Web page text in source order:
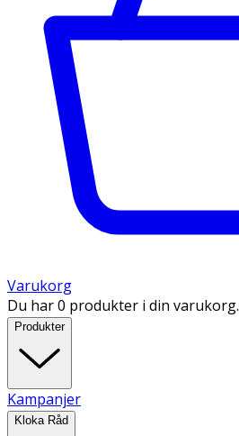
Varukorg
Du har 0 produkter i din varukorg.
Produkter
Kampanjer
Kloka Råd